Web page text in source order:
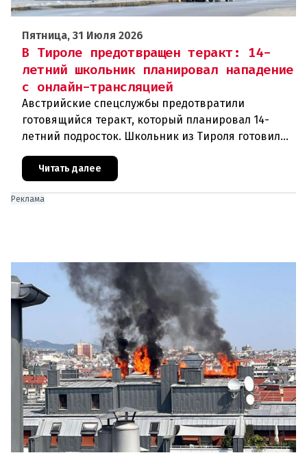
Пятница, 31 Июля 2026
В Тироле предотвращен теракт: 14-
летний школьник планировал нападение
с онлайн-трансляцией
Австрийские спецслужбы предотвратили
готовящийся теракт, который планировал 14-
летний подросток. Школьник из Тироля готовил
нападение на религиозные учреждения и
намеревался транслировать свои действи
Читать далее
Реклама